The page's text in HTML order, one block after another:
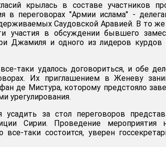
крылась в составе участников
в переговорах "Армии ислама" -
Саудовской Аравией. В то
участия в обсуждении бывшего
Джамиля и одного из лидеров курдов
таки удалось договориться, и обе
Их приглашением в Женеву
де Мистура, которому предстояло
урегулирования.
усадить за стол переговоров
Сирии. Проведение мероприятия
все-таки состоится, уверен